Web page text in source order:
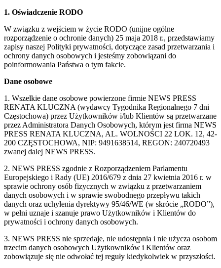
1. Oświadczenie RODO
W związku z wejściem w życie RODO (unijne ogólne
rozporządzenie o ochronie danych) 25 maja 2018 r., przedstawiamy
zapisy naszej Polityki prywatności, dotyczące zasad przetwarzania i
ochrony danych osobowych i jesteśmy zobowiązani do
poinformowania Państwa o tym fakcie.
Dane osobowe
1. Wszelkie dane osobowe powierzone firmie NEWS PRESS
RENATA KLUCZNA (wydawcy Tygodnika Regionalnego 7 dni
Częstochowa) przez Użytkowników i/lub Klientów są przetwarzane
przez Administratora Danych Osobowych, którym jest firma NEWS
PRESS RENATA KLUCZNA, AL. WOLNOŚCI 22 LOK. 12, 42-
200 CZĘSTOCHOWA, NIP: 9491638514, REGON: 240720493
zwanej dalej NEWS PRESS.
2. NEWS PRESS zgodnie z Rozporządzeniem Parlamentu
Europejskiego i Rady (UE) 2016/679 z dnia 27 kwietnia 2016 r. w
sprawie ochrony osób fizycznych w związku z przetwarzaniem
danych osobowych i w sprawie swobodnego przepływu takich
danych oraz uchylenia dyrektywy 95/46/WE (w skrócie „RODO”),
w pełni uznaje i szanuje prawo Użytkowników i Klientów do
prywatności i ochrony danych osobowych.
3. NEWS PRESS nie sprzedaje, nie udostępnia i nie użycza osobom
trzecim danych osobowych Użytkowników i Klientów oraz
zobowiązuje się nie odwołać tej reguły kiedykolwiek w przyszłości.